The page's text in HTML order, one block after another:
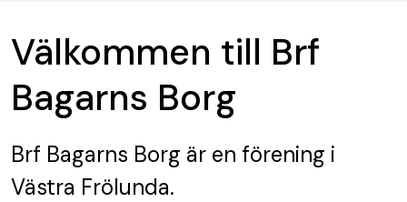
Välkommen till Brf
Bagarns Borg
Brf Bagarns Borg är en förening i
Västra Frölunda.